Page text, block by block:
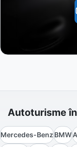
Autoturisme
Mercedes-BenzBMW